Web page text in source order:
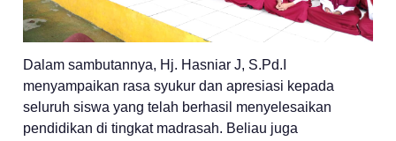
Dalam sambutannya, Hj. Hasniar J, S.Pd.I
menyampaikan rasa syukur dan apresiasi kepada
seluruh siswa yang telah berhasil menyelesaikan
pendidikan di tingkat madrasah. Beliau juga